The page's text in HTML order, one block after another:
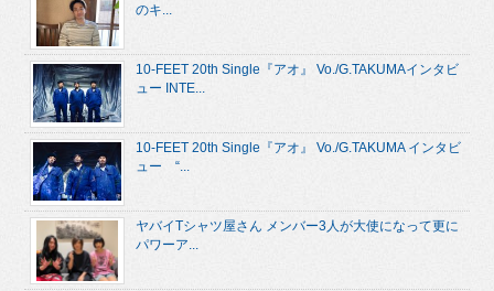
のキ...
10-FEET 20th Single『アオ』 Vo./G.TAKUMAインタビ
ュー INTE...
10-FEET 20th Single『アオ』 Vo./G.TAKUMA インタビ
ュー “...
ヤバイTシャツ屋さん メンバー3人が大使になって更に
パワーア...